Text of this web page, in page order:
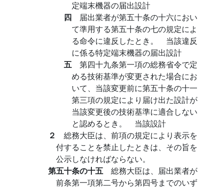
定端末機器の届出設計
四 届出業者が第五十条の十六におい
て準用する第五十条の七の規定によ
る命令に違反したとき。 当該違反
に係る特定端末機器の届出設計
五 第四十九条第一項の総務省令で定
める技術基準が変更された場合にお
いて、当該変更前に第五十条の十一
第三項の規定により届け出た設計が
当該変更後の技術基準に適合しない
と認めるとき。 当該設計
２ 総務大臣は、前項の規定により表示を
付することを禁止したときは、その旨を
公示しなければならない。
第五十条の十五 総務大臣は、届出業者が
前条第一項第二号から第四号までのいず